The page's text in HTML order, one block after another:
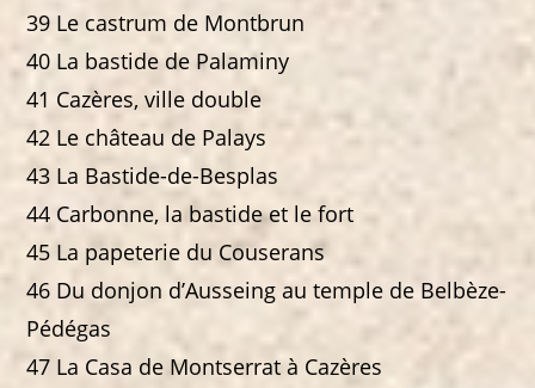
39 Le castrum de Montbrun
40 La bastide de Palaminy
41 Cazères, ville double
42 Le château de Palays
43 La Bastide-de-Besplas
44 Carbonne, la bastide et le fort
45 La papeterie du Couserans
46 Du donjon d’Ausseing au temple de Belbèze-
Pédégas
47 La Casa de Montserrat à Cazères